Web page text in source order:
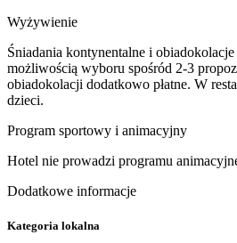
Wyżywienie
Śniadania kontynentalne i
możliwością wyboru spośród 2-3
obiadokolacji dodatkowo płatne. W
dzieci.
Program sportowy i animacyjny
Hotel nie prowadzi programu
Dodatkowe informacje
Kategoria lokalna